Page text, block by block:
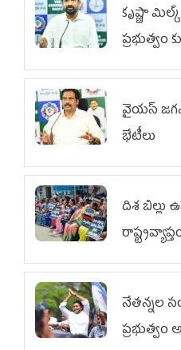
కృష్ణా
ప్రభుత్వం
వైయ‌స్
భేటీలు
దిశ బిల్లు
విభాగం
నేతన్నల